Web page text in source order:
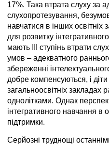
17%. Така втрата слуху за
слухопротезування,
навчатися в інших
для розвитку
мають ІІІ ступінь втрати
умов – адекватного
збереженні
добре компенсуються, і
загальноосвітніх закладах
однолітками. Однак
інтегративного навчання в
підтримки.
Серйозні труднощі